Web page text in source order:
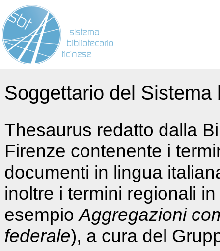
Soggettario del
Thesaurus redatto dalla
Firenze contenente i
documenti in lingua
inoltre i termini regionali
esempioAggregazioni
federale), a cura del